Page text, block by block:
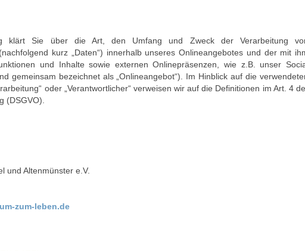
klärt Sie über die Art, den Umfang und Zweck der Verarbeitung
kurz „Daten“) innerhalb unseres Onlineangebotes und der mit
und Inhalte sowie externen Onlinepräsenzen, wie z.B. unser
gemeinsam bezeichnet als „Onlineangebot“). Im Hinblick auf die
oder „Verantwortlicher“ verweisen wir auf die Definitionen im Art. 4
(DSGVO).
und Altenmünster e.V.
zum-leben.de